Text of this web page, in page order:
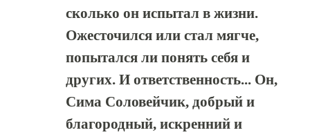
сколько он испытал в жизни.
Ожесточился или стал мягче,
попытался ли понять себя и
других. И ответственность... Он,
Сима Соловейчик, добрый и
благородный, искренний и